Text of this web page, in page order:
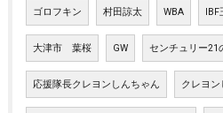
ゴロフキン 村田諒太 WBA IBF
大津市 葉桜 GW センチュリー21
応援隊長クレヨンしんちゃん クレヨン